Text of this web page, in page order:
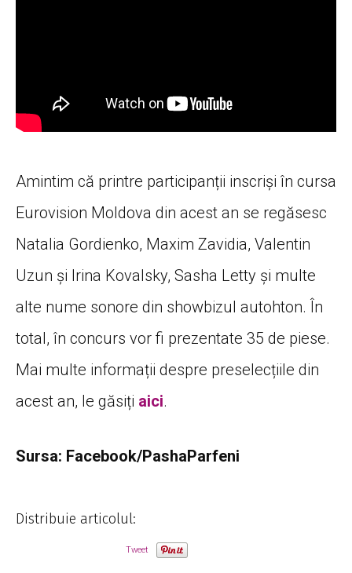
Amintim că printre participanții inscriși în cursa
Eurovision Moldova din acest an se regăsesc
Natalia Gordienko, Maxim Zavidia, Valentin
Uzun și Irina Kovalsky, Sasha Letty și multe
alte nume sonore din showbizul autohton. În
total, în concurs vor fi prezentate 35 de piese.
Mai multe informații despre preselecțiile din
acest an, le găsiți aici.
Sursa: Facebook/PashaParfeni
Distribuie articolul:
Tweet